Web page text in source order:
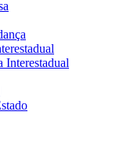
Interestadual